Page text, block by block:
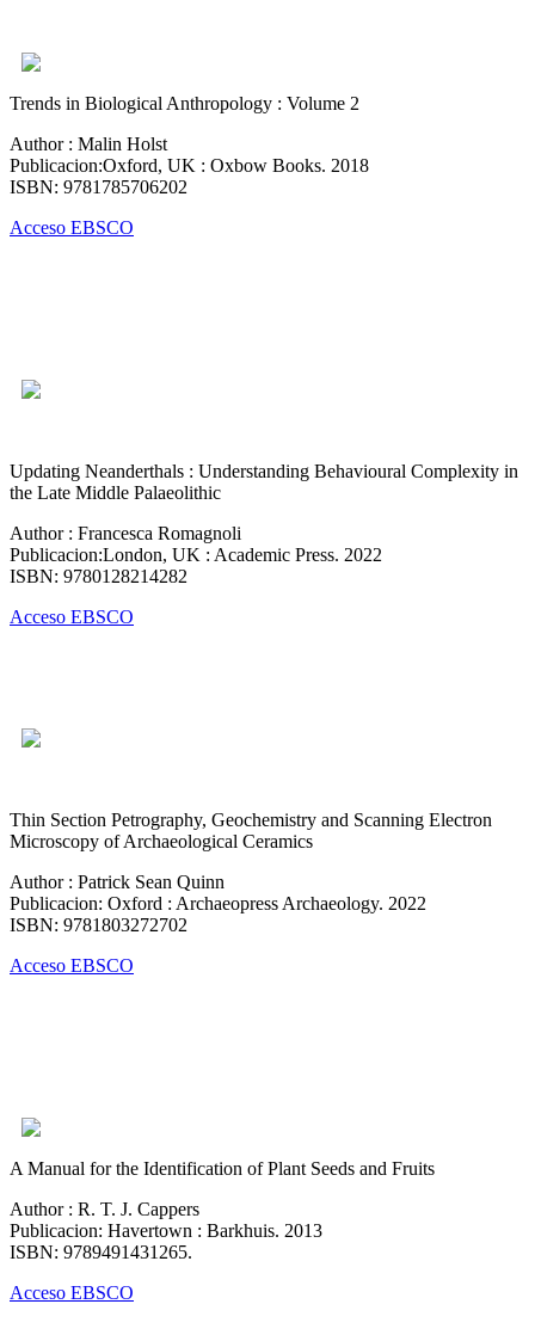
Trends in Biological Anthropology : Volume 2
Author : Malin Holst
Publicacion:Oxford, UK : Oxbow Books. 2018
ISBN: 9781785706202
Acceso EBSCO
Updating Neanderthals : Understanding Behavioural Complexity in
the Late Middle Palaeolithic
Author : Francesca Romagnoli
Publicacion:London, UK : Academic Press. 2022
ISBN: 9780128214282
Acceso EBSCO
Thin Section Petrography, Geochemistry and Scanning Electron
Microscopy of Archaeological Ceramics
Author : Patrick Sean Quinn
Publicacion: Oxford : Archaeopress Archaeology. 2022
ISBN: 9781803272702
Acceso EBSCO
A Manual for the Identification of Plant Seeds and Fruits
Author : R. T. J. Cappers
Publicacion: Havertown : Barkhuis. 2013
ISBN: 9789491431265.
Acceso EBSCO